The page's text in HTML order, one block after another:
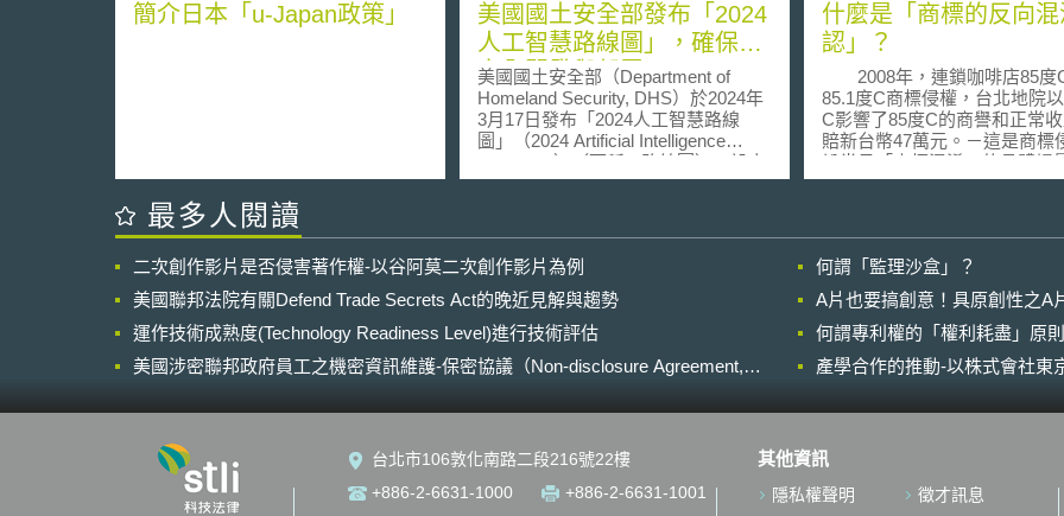
簡介日本「u-Japan政策」
美國國土安全部發布「2024
人工智慧路線圖」，確保AI
安全開發與部署
美國國土安全部（Department of
Homeland Security, DHS）於2024年
3月17日發布「2024人工智慧路線
圖」（2024 Artificial Intelligence
Roadmap）（下稱AI路線圖），設立
三大目標，將偕同旗下機關與產官學
年10月30日簽署的第14110號總統行
政命令《安全可靠且值得信賴的人工
智慧開發暨使用》（Executive Order
on the Safe, Secure, and Trustworthy
Development and Use of Artificial
Intelligence）（下稱AI總統行命
礎設施與資通安全的AI、制定全球AI
規模殺傷力武器攻擊之風險、保護AI
智慧財產權、以及吸引AI領域人才，
以促使、加強AI開發與部署等事項。
什麼是「商標的反向
認」？
2008年，連鎖咖啡店85度
85.1度C商標侵權，台北地院
C影響了85度C的商譽和正常
賠新台幣47萬元。－這是商標
訟常見「商標混淆」的具體場
是所謂的「正向混淆」（Direct
庭若市。85度C是後來者，他
以商標混淆為由，主張85.1度
了其商譽和正常收益？這個「
比前商標強勢」的假設就涉及
混淆」（Reverse Confusion）
所謂「商標的反向混淆誤
年度判字第465號判決研析〉
者所知悉，消費者反而誤以為
係仿冒後商標，或誤認為前商
商標係來自同一來源，或誤認
最多人閱讀
二次創作影片是否侵害著作權-以谷阿莫二次創作影片為例
何謂「監理沙盒」？
美國聯邦法院有關Defend Trade Secrets Act的晚近見解與趨勢
A片也要搞創意！具原創性之A
運作技術成熟度(Technology Readiness Level)進行技術評估
何謂專利權的「權利耗盡」原
美國涉密聯邦政府員工之機密資訊維護-保密協議（Non-disclosure Agreement,
產學合作的推動-以株式會社東
台北市106敦化南路二段216號22樓
+886-2-6631-1000
+886-2-6631-1001
其他資訊
隱私權聲明 徵才訊息